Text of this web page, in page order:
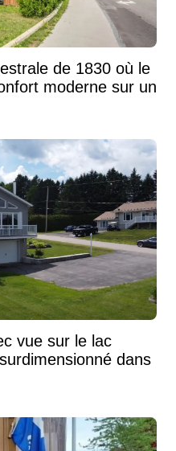
de 1830 où le
moderne sur un
vue sur le lac
dans